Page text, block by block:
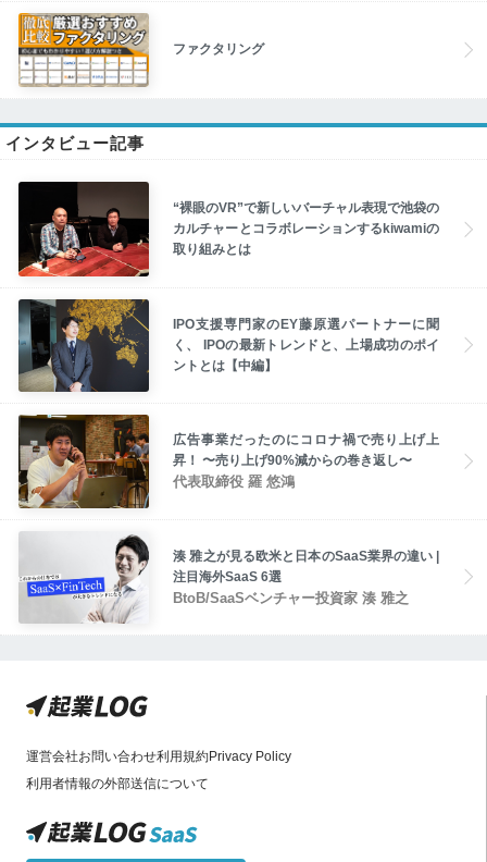
ファクタリング
インタビュー記事
“裸眼のVR”で新しいバーチャル表現で池袋の
カルチャーとコラボレーションするkiwamiの
取り組みとは
IPO支援専門家のEY藤原選パートナーに聞
く、 IPOの最新トレンドと、上場成功のポイ
ントとは【中編】
広告事業だったのにコロナ禍で売り上げ上
昇！ 〜売り上げ90%減からの巻き返し〜
代表取締役 羅 悠鴻
湊 雅之が見る欧米と日本のSaaS業界の違い |
注目海外SaaS 6選
BtoB/SaaSベンチャー投資家 湊 雅之
運営会社お問い合わせ利用規約Privacy Policy
利用者情報の外部送信について